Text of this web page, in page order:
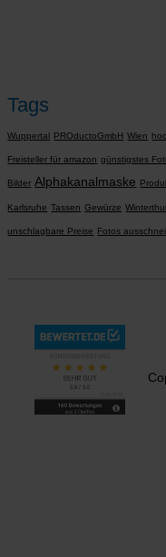
Tags
Wuppertal PROductoGmbH Wien
Freisteller für amazon günstigstes
Bilder Alphakanalmaske
Karlsruhe Tassen Gewürze
unschlagbare Preise Fotos